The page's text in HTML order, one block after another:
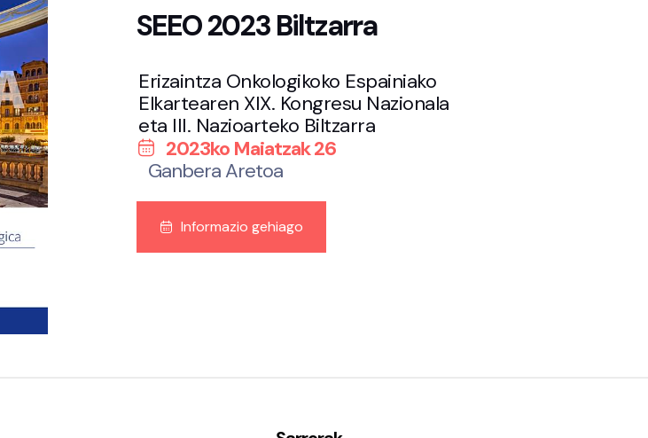
SEEO 2023 Biltzarra
Erizaintza Onkologikoko Espainiako
Elkartearen XIX. Kongresu Nazionala
eta III. Nazioarteko Biltzarra
2023ko Maiatzak 26
Ganbera Aretoa
Informazio gehiago